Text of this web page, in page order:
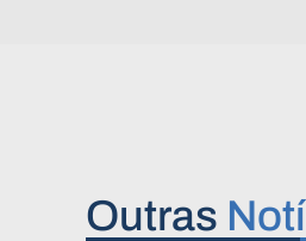
Outras